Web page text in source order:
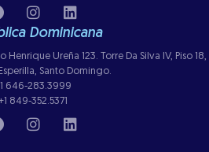
Dominicana
Ureña 123. Torre Da Silva IV, Piso 18,
Santo Domingo.
646-283.3999
849-352.5371